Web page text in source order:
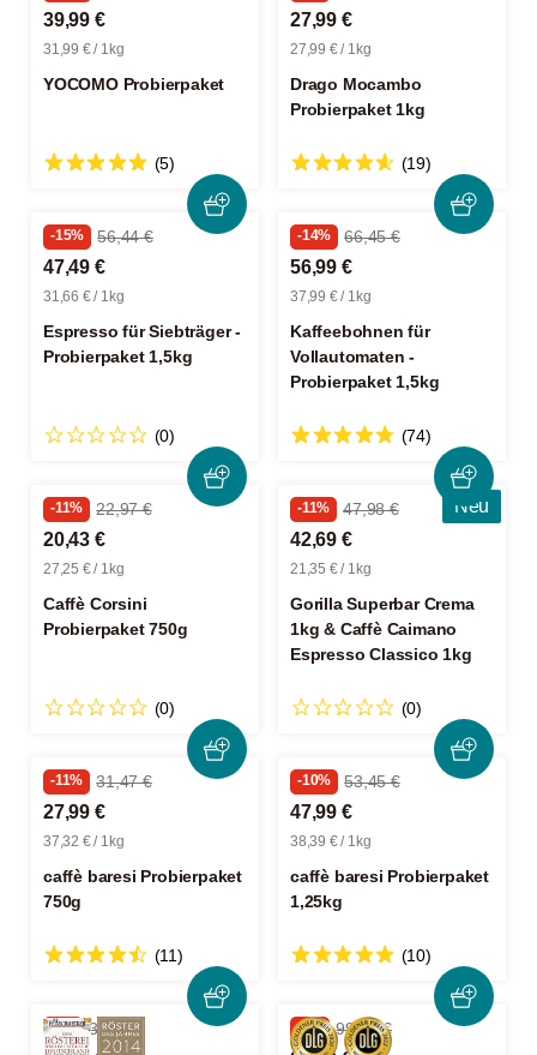
39,99 €
31,99 € / 1kg
YOCOMO Probierpaket
(5)
27,99 €
27,99 € / 1kg
Drago Mocambo
Probierpaket 1kg
(19)
-15% 56,44 €
47,49 €
31,66 € / 1kg
Espresso für Siebträger -
Probierpaket 1,5kg
(0)
-14% 66,45 €
56,99 €
37,99 € / 1kg
Kaffeebohnen für
Vollautomaten -
Probierpaket 1,5kg
(74)
-11% 22,97 €
20,43 €
27,25 € / 1kg
Caffè Corsini
Probierpaket 750g
(0)
Neu
-11% 47,98 €
42,69 €
21,35 € / 1kg
Gorilla Superbar Crema
1kg & Caffè Caimano
Espresso Classico 1kg
(0)
-11% 31,47 €
27,99 €
37,32 € / 1kg
caffè baresi Probierpaket
750g
(11)
-10% 53,45 €
47,99 €
38,39 € / 1kg
caffè baresi Probierpaket
1,25kg
(10)
-5% 37,97 € -6% 99,96 €